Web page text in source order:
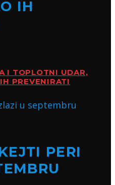
IH
I TOPLOTNI UDAR,
PREVENIRATI
PERI